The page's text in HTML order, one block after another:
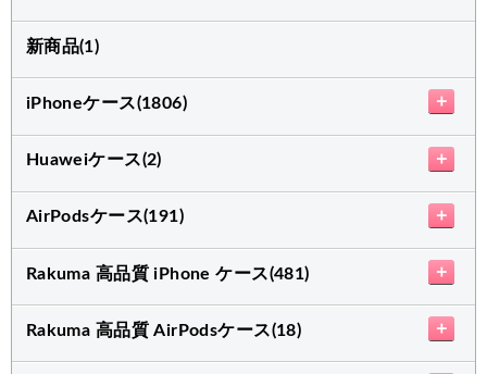
新商品(1)
iPhoneケース(1806) ＋
Huaweiケース(2) ＋
AirPodsケース(191) ＋
Rakuma 高品質 iPhone ケース(481) ＋
Rakuma 高品質 AirPodsケース(18) ＋